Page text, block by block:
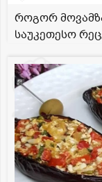
როგორ
საუკეთესო